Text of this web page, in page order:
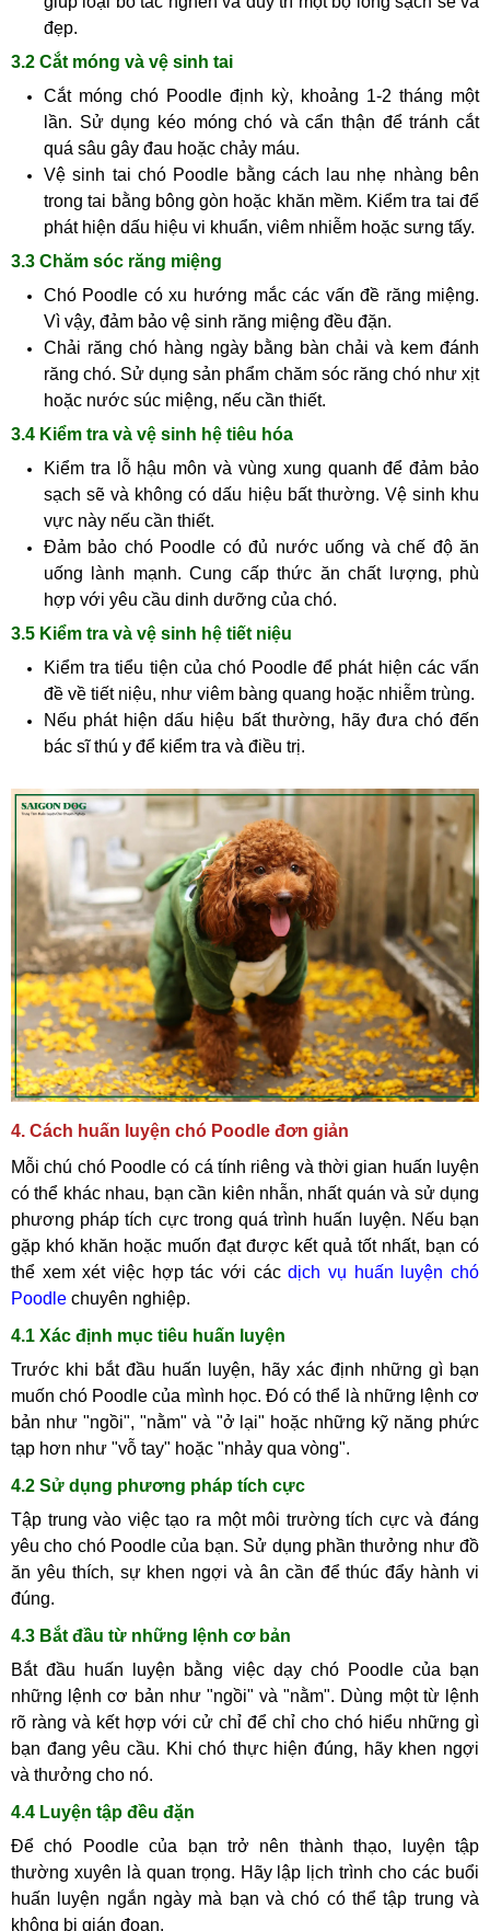
đẹp.
3.2 Cắt móng và vệ sinh tai
Cắt móng chó Poodle định kỳ, khoảng 1-2 tháng một
lần. Sử dụng kéo móng chó và cẩn thận để tránh cắt
quá sâu gây đau hoặc chảy máu.
Vệ sinh tai chó Poodle bằng cách lau nhẹ nhàng bên
trong tai bằng bông gòn hoặc khăn mềm. Kiểm tra tai để
phát hiện dấu hiệu vi khuẩn, viêm nhiễm hoặc sưng tấy.
3.3 Chăm sóc răng miệng
Chó Poodle có xu hướng mắc các vấn đề răng miệng.
Vì vậy, đảm bảo vệ sinh răng miệng đều đặn.
Chải răng chó hàng ngày bằng bàn chải và kem đánh
răng chó. Sử dụng sản phẩm chăm sóc răng chó như xịt
hoặc nước súc miệng, nếu cần thiết.
3.4 Kiểm tra và vệ sinh hệ tiêu hóa
Kiểm tra lỗ hậu môn và vùng xung quanh để đảm bảo
sạch sẽ và không có dấu hiệu bất thường. Vệ sinh khu
vực này nếu cần thiết.
Đảm bảo chó Poodle có đủ nước uống và chế độ ăn
uống lành mạnh. Cung cấp thức ăn chất lượng, phù
hợp với yêu cầu dinh dưỡng của chó.
3.5 Kiểm tra và vệ sinh hệ tiết niệu
Kiểm tra tiểu tiện của chó Poodle để phát hiện các vấn
đề về tiết niệu, như viêm bàng quang hoặc nhiễm trùng.
Nếu phát hiện dấu hiệu bất thường, hãy đưa chó đến
bác sĩ thú y để kiểm tra và điều trị.
4. Cách huấn luyện chó Poodle đơn giản
Mỗi chú chó Poodle có cá tính riêng và thời gian huấn luyện
có thể khác nhau, bạn cần kiên nhẫn, nhất quán và sử dụng
phương pháp tích cực trong quá trình huấn luyện. Nếu bạn
gặp khó khăn hoặc muốn đạt được kết quả tốt nhất, bạn có
thể xem xét việc hợp tác với cácdịch vụ huấn luyện chó
Poodlechuyên nghiệp.
4.1 Xác định mục tiêu huấn luyện
Trước khi bắt đầu huấn luyện, hãy xác định những gì bạn
muốn chó Poodle của mình học. Đó có thể là những lệnh cơ
bản như "ngồi", "nằm" và "ở lại" hoặc những kỹ năng phức
tạp hơn như "vỗ tay" hoặc "nhảy qua vòng".
4.2 Sử dụng phương pháp tích cực
Tập trung vào việc tạo ra một môi trường tích cực và đáng
yêu cho chó Poodle của bạn. Sử dụng phần thưởng như đồ
ăn yêu thích, sự khen ngợi và ân cần để thúc đẩy hành vi
đúng.
4.3 Bắt đầu từ những lệnh cơ bản
Bắt đầu huấn luyện bằng việc dạy chó Poodle của bạn
những lệnh cơ bản như "ngồi" và "nằm". Dùng một từ lệnh
rõ ràng và kết hợp với cử chỉ để chỉ cho chó hiểu những gì
bạn đang yêu cầu. Khi chó thực hiện đúng, hãy khen ngợi
và thưởng cho nó.
4.4 Luyện tập đều đặn
Để chó Poodle của bạn trở nên thành thạo, luyện tập
thường xuyên là quan trọng. Hãy lập lịch trình cho các buổi
huấn luyện ngắn ngày mà bạn và chó có thể tập trung và
không bị gián đoạn.